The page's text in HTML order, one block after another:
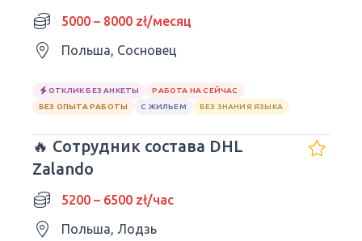
5000 – 8000 zł/месяц
Польша, Сосновец
ОТКЛИК БЕЗ АНКЕТЫ
РАБОТА НА СЕЙЧАС
БЕЗ ОПЫТА РАБОТЫ
С ЖИЛЬЕМ БЕЗ ЗНАНИЯ ЯЗЫКА
🔥 Сотрудник состава DHL
Zalando
5200 – 6500 zł/час
Польша, Лодзь